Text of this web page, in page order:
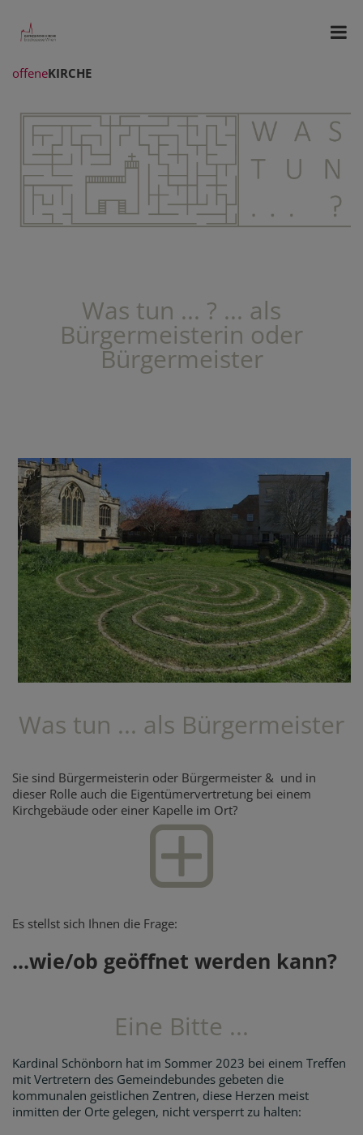
offeneKIRCHE
Was tun ... ? ... als
Bürgermeisterin oder
Bürgermeister
Was tun ... als Bürgermeister
Sie sind Bürgermeisterin oder Bürgermeister & und in
dieser Rolle auch die Eigentümervertretung bei einem
Kirchgebäude oder einer Kapelle im Ort?
Es stellst sich Ihnen die Frage:
...wie/ob geöffnet werden kann?
Eine Bitte ...
Kardinal Schönborn hat im Sommer 2023 bei einem Treffen
mit Vertretern des Gemeindebundes gebeten die
kommunalen geistlichen Zentren, diese Herzen meist
inmitten der Orte gelegen, nicht versperrt zu halten: